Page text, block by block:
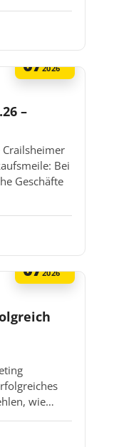
072026
–
Bei
Geschäfte
072026
wie…